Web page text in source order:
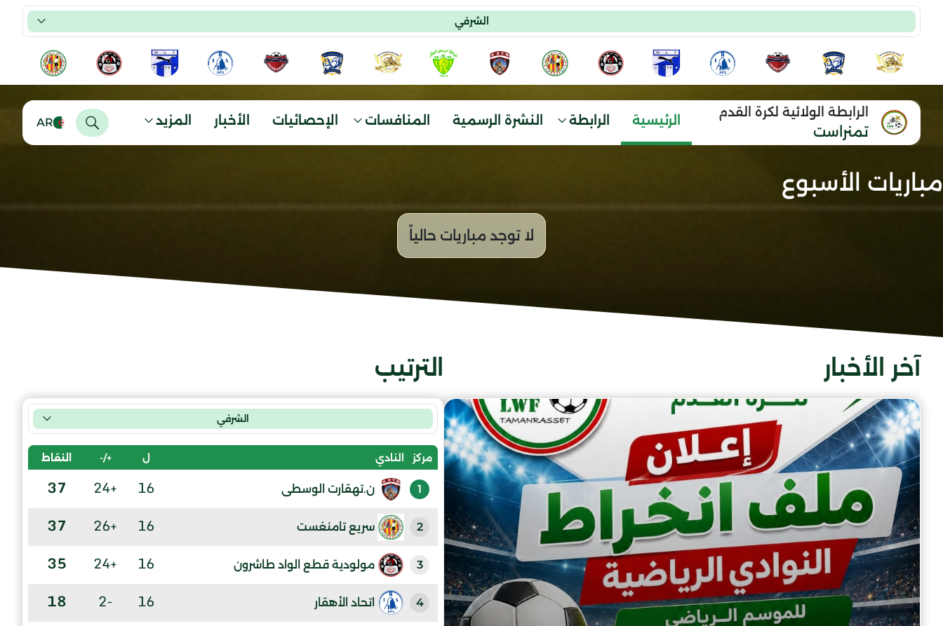
الشرفي
الرابطة الولائية لكرة القدم
تمنراست
الرئيسية الرابطة النشرة الرسمية المنافسات الإحصائيات الأخبار المزيد AR
مباريات الأسبوع
آخر الأخبار الترتيب
الشرفي
مركز النادي ل +/- النقاط
1 ن.تهقارت الوسطى 16
+24
37
2 سريع تامنغست 16
+26
37
3 مولودية قطع الواد طاشرون 16
+24
35
4 اتحاد الأهقار 16
-2
18